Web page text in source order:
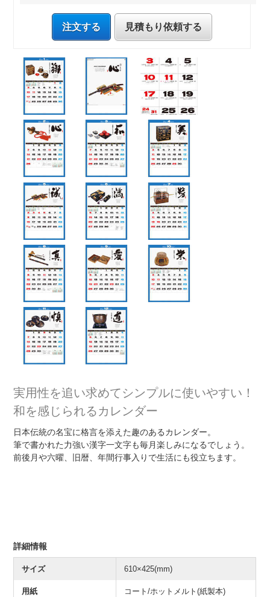
注文する 見積もり依頼する
実用性を追い求めてシンプルに使いやすい！
和を感じられるカレンダー
日本伝統の名宝に格言を添えた趣のあるカレンダー。
筆で書かれた力強い漢字一文字も毎月楽しみになるでしょう。
前後月や六曜、旧暦、年間行事入りで生活にも役立ちます。
詳細情報
サイズ 610×425(mm)
用紙 コート/ホットメルト(紙製本)